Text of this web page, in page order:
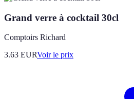
Grand verre à cocktail 30cl
Comptoirs Richard
3.63 EURVoir le prix